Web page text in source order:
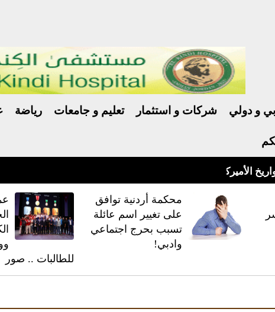
و دولي شركات و استثمار تعليم و جامعات رياضة
الأميركية يفجّر خلافًا بين ترامب والبنتاغون
محكمة أردنية توافق
على تغيير اسم عائلة
تسبب بحرج اجتماعي
وادبي!
للطالبات .. صور